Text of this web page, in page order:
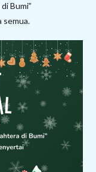
Bumi”
semua.